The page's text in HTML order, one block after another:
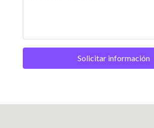
Solicitar información